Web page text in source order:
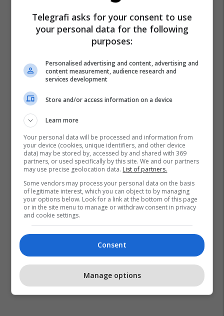
Plagosje Me Armë
Prokuroria Themelore Në Prishtinë
Rruga "ali Sokoli"
Telegrafi asks for your consent to use
your personal data for the following
purposes:
Personalised advertising and content, advertising and
content measurement, audience research and
services development
Store and/or access information on a device
Learn more
Your personal data will be processed and information from
your device (cookies, unique identifiers, and other device
data) may be stored by, accessed by and shared with 369
partners, or used specifically by this site. We and our partners
may use precise geolocation data. List of partners.
Some vendors may process your personal data on the basis
of legitimate interest, which you can object to by managing
your options below. Look for a link at the bottom of this page
or in the site menu to manage or withdraw consent in privacy
and cookie settings.
Consent
Manage options